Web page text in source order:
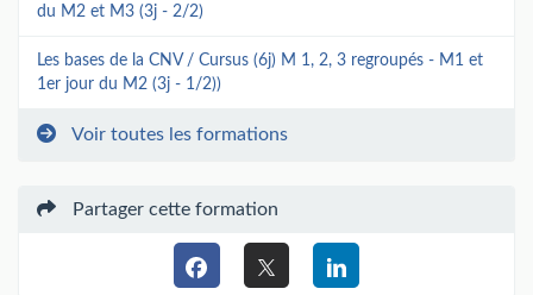
du M2 et M3 (3j - 2/2)
Les bases de la CNV / Cursus (6j) M 1, 2, 3 regroupés - M1 et
1er jour du M2 (3j - 1/2))
Voir toutes les formations
Partager cette formation